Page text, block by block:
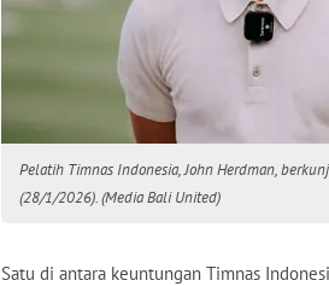
Pelatih Timnas Indonesia, John Herdman,
(28/1/2026). (Media Bali United)
Satu di antara keuntungan Timnas